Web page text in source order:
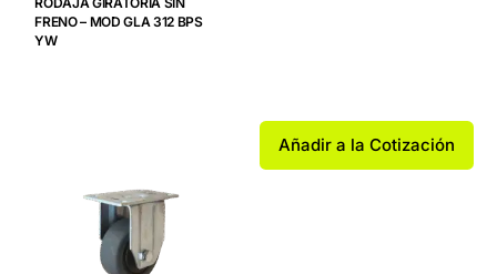
FRENO – MOD GLA 312 BPS
YW
Añadir a la Cotización